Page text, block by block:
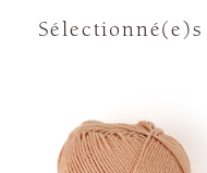
Sélectionné(e)s